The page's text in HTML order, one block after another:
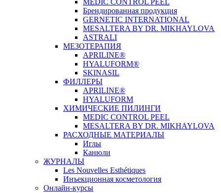
MEDIC CONTROL PEEL
Брендированная продукция
GERNETIC INTERNATIONAL
MESALTERA BY DR. MIKHAYLOVA
ASTRALI
МЕЗОТЕРАПИЯ
APRILINE®
HYALUFORM®
SKINASIL
ФИЛЛЕРЫ
APRILINE®
HYALUFORM
ХИМИЧЕСКИЕ ПИЛИНГИ
MEDIC CONTROL PEEL
MESALTERA BY DR. MIKHAYLOVA
РАСХОДНЫЕ МАТЕРИАЛЫ
Иглы
Канюли
ЖУРНАЛЫ
Les Nouvelles Esthétiques
Инъекционная косметология
Онлайн-курсы